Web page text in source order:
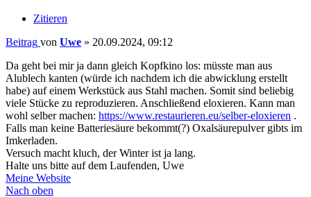
Zitieren
Beitrag von Uwe » 20.09.2024, 09:12
Da geht bei mir ja dann gleich Kopfkino los: müsste man aus
Alublech kanten (würde ich nachdem ich die abwicklung erstellt
habe) auf einem Werkstück aus Stahl machen. Somit sind beliebig
viele Stücke zu reproduzieren. Anschließend eloxieren. Kann man
wohl selber machen: https://www.restaurieren.eu/selber-eloxieren .
Falls man keine Batteriesäure bekommt(?) Oxalsäurepulver gibts im
Imkerladen.
Versuch macht kluch, der Winter ist ja lang.
Halte uns bitte auf dem Laufenden, Uwe
Meine Website
Nach oben